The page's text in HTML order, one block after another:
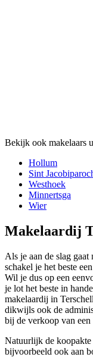
Bekijk ook makelaars
Hollum
Sint
Westhoek
Minnertsga
Wier
Makelaardij
Als je aan de slag
schakel je het beste
Wil je dus op een
je lot het beste in
makelaardij in
dikwijls ook de
bij de verkoop van
Natuurlijk de koopakte
bijvoorbeeld ook aan